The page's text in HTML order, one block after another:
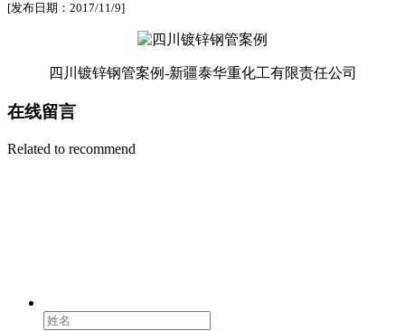
[发布日期：2017/11/9]
四川镀锌钢管案例-新疆泰华重化工有限责任公司
在线留言
Related to recommend